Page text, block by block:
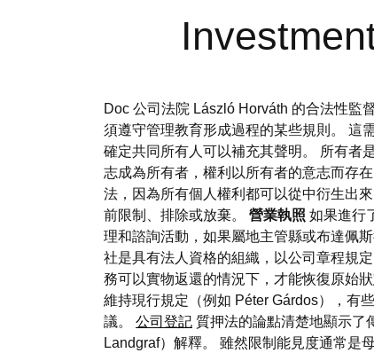
Doc 公司法院 László Horváth 的合法性監
須遵守管理教育形成過程的某些規則。 這
確定共同所有人可以補充其聲明。 所有者
志成為所有者，權利以所有者的意志而存
法，因為所有個人權利都可以從中衍生出
前限制、排除或放棄。 營業執照 如果進行
理和諮詢活動，如果屬地主管縣或布達佩
社是具有法人資格的組織，以公司章程規
務可以實物返還的情況下，才能恢復原始
維持現行規定（例如 Péter Gárdos），有
議。 公司登記 質押法的論點清楚地顯示了
Landgraf）解釋。 雖然限制能見度通常是